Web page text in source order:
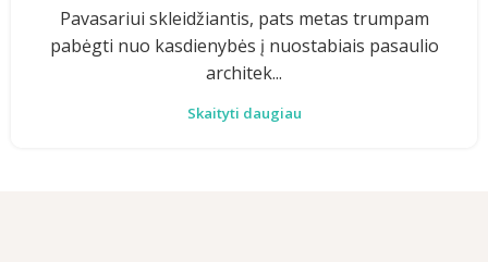
Pavasariui skleidžiantis, pats metas trumpam
pabėgti nuo kasdienybės į nuostabiais pasaulio
architek...
Skaityti daugiau